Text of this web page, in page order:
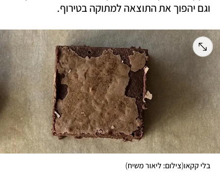
וגם יהפוך את התוצאה למתוקה בטירוף.
בלי קקאו(צילום: ליאור משיח)